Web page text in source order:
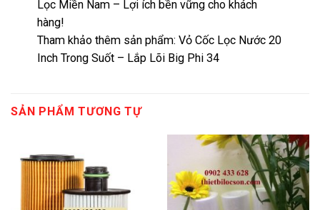
Lọc Miền Nam – Lợi ích bền vững cho khách
hàng!
Tham khảo thêm sản phẩm:Vỏ Cốc Lọc Nước 20
Inch Trong Suốt – Lắp Lõi Big Phi 34
SẢN PHẨM TƯƠNG TỰ